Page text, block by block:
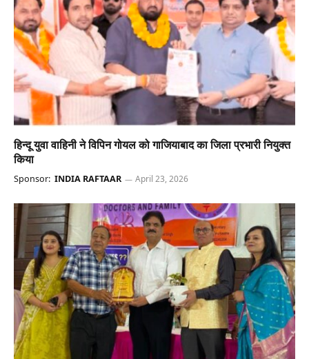
हिन्दू युवा वाहिनी ने विपिन गोयल को गाजियाबाद का जिला प्रभारी नियुक्त
किया
Sponsor: INDIA RAFTAAR April 23, 2026